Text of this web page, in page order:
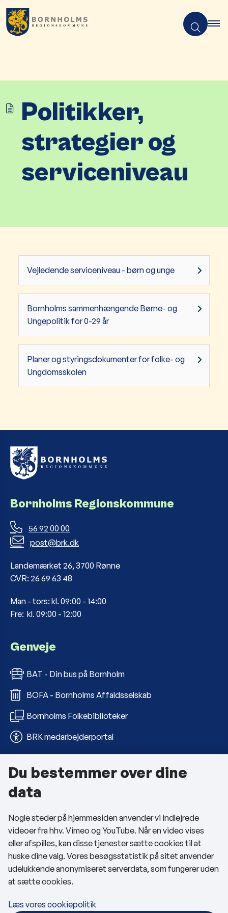
Politikker,
strategier og
serviceniveau
Vejledende serviceniveau - børn og unge
Bornholms sammenhængende Børne- og
Ungepolitik for 0-29 år
Planer og styringsdokumenter for folke- og
Ungdomsskolen
Bornholms Regionskommune
56 92 00 00
post@brk.dk
Landemærket 26, 3700 Rønne
CVR: 26 69 63 48
Man - tors: kl. 09:00 - 14:00
Fre: kl. 09:00 - 12:00
Genveje
BAT - Din bus på Bornholm
BOFA - Bornholms Affaldsselskab
Bornholms Folkebiblioteker
BRK medarbejderportal
Om kommunen
Kontakt os
Telefon- og åbningstider
Tilgængelighedserklæring
Privatlivspolitik
Cookies
Du bestemmer over dine
data
Nogle steder på hjemmesiden anvender vi indlejrede
videoer fra hhv. Vimeo og YouTube. Når en video vises
eller afspilles, kan disse tjenester sætte cookies til at
huske dine valg. Vores besøgsstatistik på sitet anvender
udelukkende anonymiseret serverdata, som fungerer uden
at sætte cookies.
Læs vores cookiepolitik